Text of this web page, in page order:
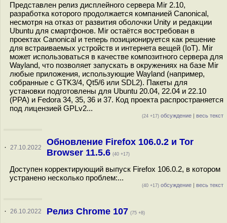
Представлен релиз дисплейного сервера Mir 2.10,
разработка которого продолжается компанией Canonical,
несмотря на отказ от развития оболочки Unity и редакции
Ubuntu для смартфонов. Mir остаётся востребован в
проектах Canonical и теперь позиционируется как решение
для встраиваемых устройств и интернета вещей (IoT). Mir
может использоваться в качестве композитного сервера для
Wayland, что позволяет запускать в окружениях на базе Mir
любые приложения, использующие Wayland (например,
собранные с GTK3/4, Qt5/6 или SDL2). Пакеты для
установки подготовлены для Ubuntu 20.04, 22.04 и 22.10
(PPA) и Fedora 34, 35, 36 и 37. Код проекта распространяется
под лицензией GPLv2...
(24 +17) обсуждение | весь текст
· 27.10.2022
Обновление Firefox 106.0.2 и Tor
Browser 11.5.6 (40 +17)
Доступен корректирующий выпуск Firefox 106.0.2, в котором
устранено несколько проблем:...
(40 +17) обсуждение | весь текст
· 26.10.2022 Релиз Chrome 107 (75 +8)